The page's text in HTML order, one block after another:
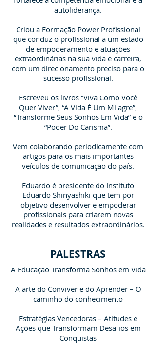
autoliderança.
Criou a Formação Power Profissional
que conduz o profissional a um estado
de empoderamento e atuações
extraordinárias na sua vida e carreira,
com um direcionamento preciso para o
sucesso profissional.
Escreveu os livros “Viva Como Você
Quer Viver”, “A Vida É Um Milagre”,
“Transforme Seus Sonhos Em Vida” e o
“Poder Do Carisma”.
Vem colaborando periodicamente com
artigos para os mais importantes
veículos de comunicação do país.
Eduardo é presidente do Instituto
Eduardo Shinyashiki que tem por
objetivo desenvolver e empoderar
profissionais para criarem novas
realidades e resultados extraordinários.
PALESTRAS
A Educação Transforma Sonhos em Vida
A arte do Conviver e do Aprender – O
caminho do conhecimento
Estratégias Vencedoras – Atitudes e
Ações que Transformam Desafios em
Conquistas